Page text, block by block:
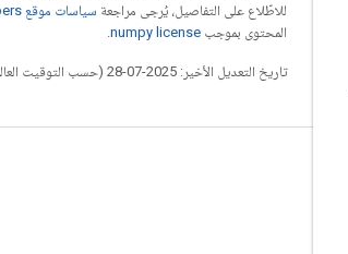
للاطّلاع على التفاصيل، يُرجى مراجعة سياسات موقع Google Developers الإلكتروني
المحتوى بموجب numpy license
تاريخ التعديل الأخير: 2025-07-28 (حسب التوقيت العالمي المتفَّق عليه)